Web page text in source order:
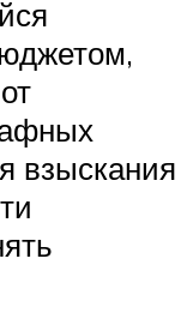
взыскания